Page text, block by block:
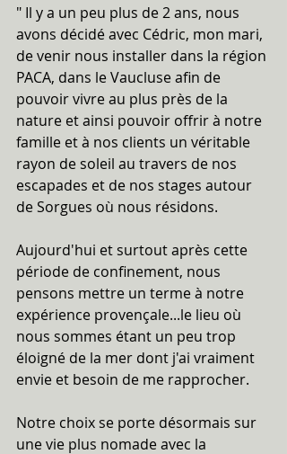
" Il y a un peu plus de 2 ans, nous
avons décidé avec Cédric, mon mari,
de venir nous installer dans la région
PACA, dans le Vaucluse afin de
pouvoir vivre au plus près de la
nature et ainsi pouvoir offrir à notre
famille et à nos clients un véritable
rayon de soleil au travers de nos
escapades et de nos stages autour
de Sorgues où nous résidons.
Aujourd'hui et surtout après cette
période de confinement, nous
pensons mettre un terme à notre
expérience provençale...le lieu où
nous sommes étant un peu trop
éloigné de la mer dont j'ai vraiment
envie et besoin de me rapprocher.
Notre choix se porte désormais sur
une vie plus nomade avec la